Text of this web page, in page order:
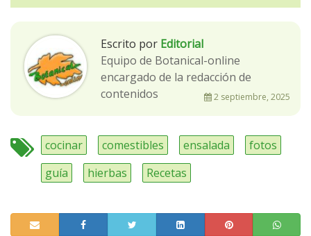
Escrito por Editorial
Equipo de Botanical-online
encargado de la redacción de
contenidos
2 septiembre, 2025
cocinar comestibles ensalada
fotos
guía
hierbas Recetas